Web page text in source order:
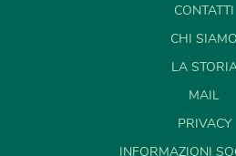
CONTATTI
CHI SIAMO
LA
MAIL
PRIVACY
INFORMAZIONI